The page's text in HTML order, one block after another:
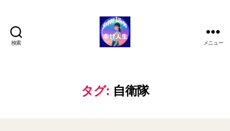
検索
ー
ラ
メニュー
タグ: 自衛隊